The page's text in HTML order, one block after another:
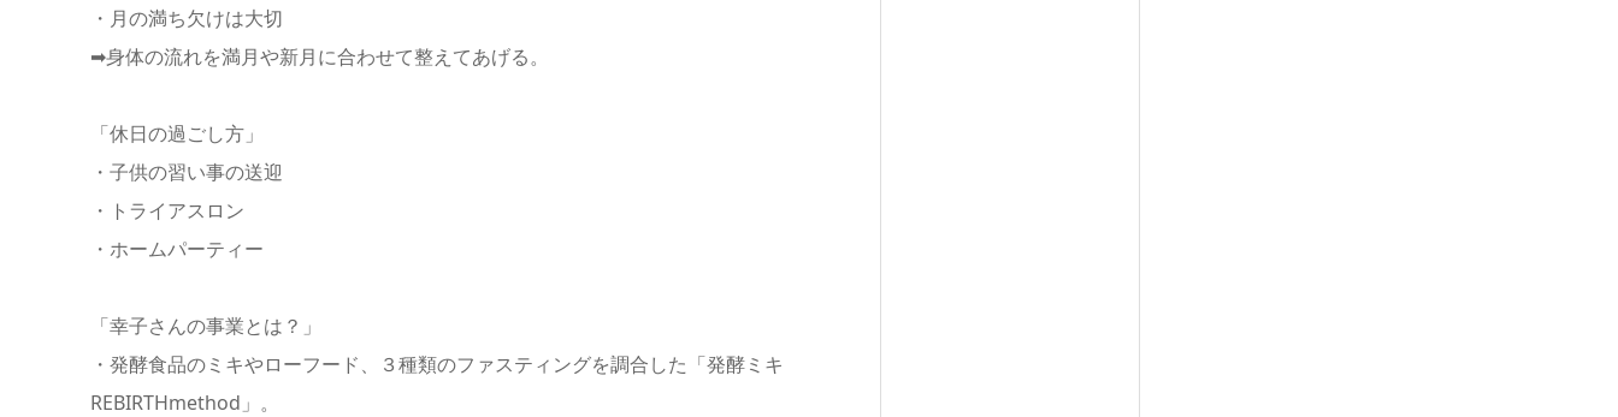
・月の満ち欠けは大切
➡︎身体の流れを満月や新月に合わせて整えてあげる。
「休日の過ごし方」
・子供の習い事の送迎
・トライアスロン
・ホームパーティー
「幸子さんの事業とは？」
・発酵食品のミキやローフード、３種類のファスティングを調合した「発酵ミキ
REBIRTHmethod」。